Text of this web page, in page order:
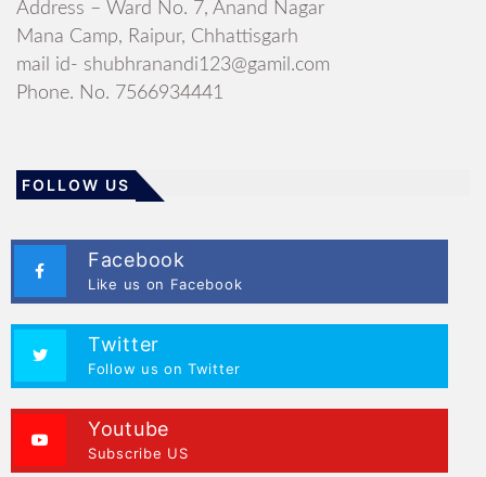
Address – Ward No. 7, Anand Nagar
Mana Camp, Raipur, Chhattisgarh
mail id- shubhranandi123@gamil.com
Phone. No. 7566934441
FOLLOW US
Facebook
Like us on Facebook
Twitter
Follow us on Twitter
Youtube
Subscribe US